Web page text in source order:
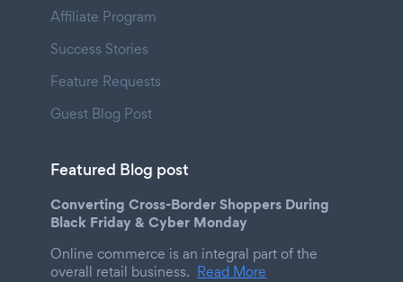
Affiliate Program
Success Stories
Feature Requests
Guest Blog Post
Featured Blog post
Converting Cross-Border Shoppers During
Black Friday & Cyber Monday
Online commerce is an integral part of the
overall retail business. Read More